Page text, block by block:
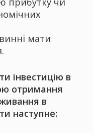
мати
інвестицію в
отримання
в
наступне: